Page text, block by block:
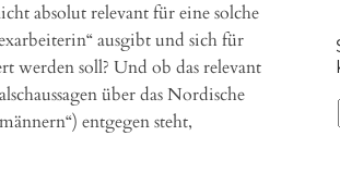
absolut relevant für eine solche
ausgibt und sich für
werden soll? Und ob das relevant
über das Nordische
entgegen steht,